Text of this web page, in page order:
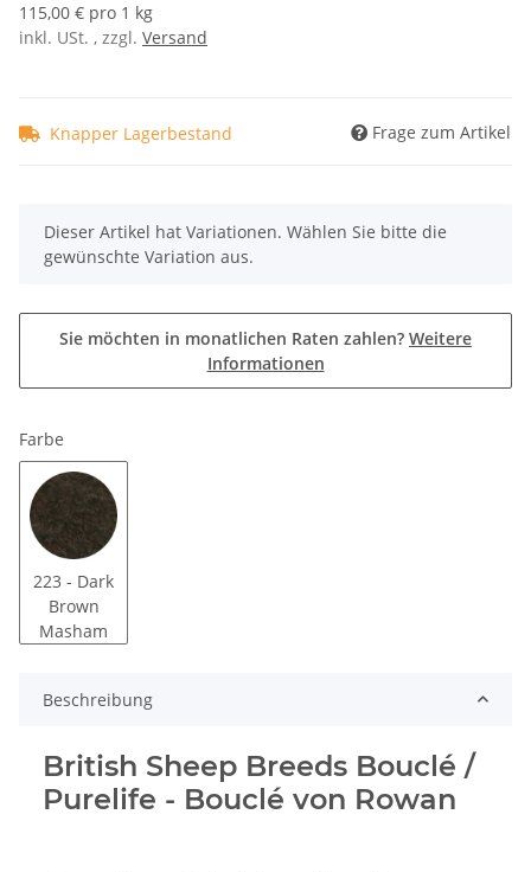
115,00 € pro 1 kg
inkl. USt. , zzgl. Versand
Knapper Lagerbestand Frage zum Artikel
x
Dieser Artikel hat Variationen. Wählen Sie bitte die
gewünschte Variation aus.
Sie möchten in monatlichen Raten zahlen? Weitere
Informationen
Farbe
223 - Dark
Brown
Masham
Beschreibung
British Sheep Breeds Bouclé /
Purelife - Bouclé von Rowan